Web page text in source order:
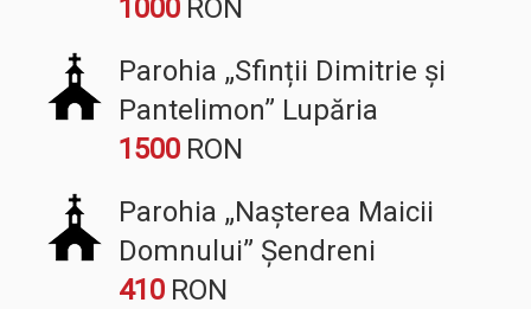
1000
Parohia „Sfinții Dimitrie și
Pantelimon” Lupăria
1500
Parohia „Nașterea Maicii
Domnului” Șendreni
410